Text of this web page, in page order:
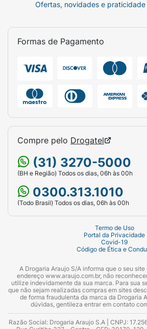
Ofertas, novidades e praticidade
Formas de Pagamento
Compre pelo Drogatel
(31) 3270-5000
(BH e Região) Todos os dias, 06h às 00h
0300.313.1010
(Todo Brasil) Todos os dias, 06h às 00h
Termo de Uso
Portal da Privacidade
Covid-19
Código de Ética e
A Drogaria Araujo S/A informa que o seu
endereço www.araujo.com.br, não
utilize indevidamente da sua marca. Para sua
que não sejam realizadas compras em sites
de forma fraudulenta da marca da Drogaria
dúvidas, gentileza entrar em contato
Razão Social: Drogaria Araujo S.A | CNPJ: